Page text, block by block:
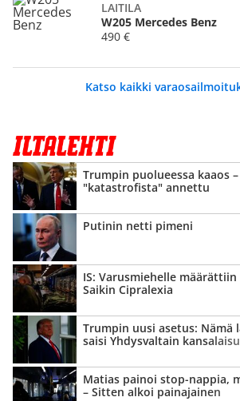
LAITILA
W205 Mercedes Benz
490 €
Katso kaikki
Trumpin puolueessa kaaos
"katastrofista" annettu
Putinin netti pimeni
IS: Varusmiehelle
Saikin Cipralexia
Trumpin uusi asetus: Nämä
saisi Yhdysvaltain
Matias painoi stop-nappia,
– Sitten alkoi painajainen